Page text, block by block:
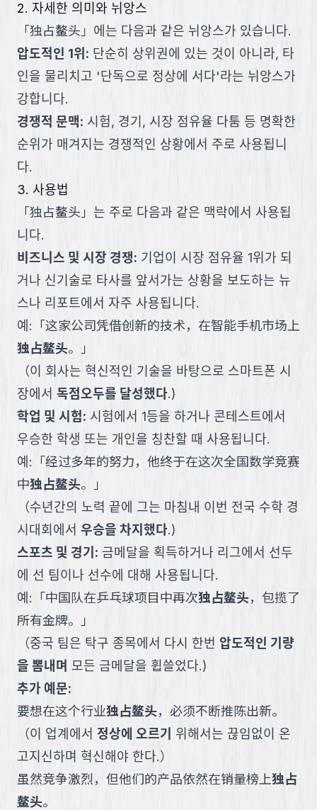
2. 자세한 의미와 뉘앙스
「独占鳌头 」 에는 다음과 같은 뉘앙스가 있습니다.
압도적인 1위 : 단순히 상위권에 있는 것이 아니라, 타
인을 물리치고 '단독으로 정상에 서다'라는 뉘앙스가
강합니다.
경쟁적 문맥: 시험, 경기, 시장 점유율 다툼 등 명확한
순위가 매겨지는 경쟁적인 상황에서 주로 사용됩니
다.
3. 사용법
「独占鳌头 」 는 주로 다음과 같은 맥락에서 사용됩
니다.
비즈니스 및 시장 경쟁: 기업이 시장 점유율 1위가 되
거나 신기술로 타사를 앞서가는 상황을 보도하는 뉴
스나 리포트에서 자주 사용됩니다.
예: 「这家公司凭借创新的技术，在智能手机市场上
独占鳌头。
」
（이 회사는 혁신적인 기술을 바탕으로 스마트폰 시
장에서 독점오두를 달성했다.)
학업 및 시험: 시험에서 1등을 하거나 콘테스트에서
우승한 학생 또는 개인을 칭찬할 때 사용됩니다.
예: 「经过多年的努力，他终于在这次全国数学竞赛
中独占鳌头。
」
（수년간의 노력 끝에 그는 마침내 이번 전국 수학 경
시대회에서 우승을 차지했다.)
스포츠 및 경기 : 금메달을 획득하거나 리그에서 선두
에 선 팀이나 선수에 대해 사용됩니다.
예: 「中国队在乒乓球项目中再次独占鳌头，包揽了
所有金牌。
」
（중국 팀은 탁구 종목에서 다시 한번 압도적인 기량
을 뽐내며 모든 금메달을 휩쓸었다.)
추가 예문:
要想在这个行业独占鳌头，必须不断推陈出新。
（이 업계에서 정상에 오르기
위해서는 끊임없이 온
고지신하며 혁신해야 한다.）
虽然竞争激烈，但他们的产品依然在销量榜上独占
鳌头。